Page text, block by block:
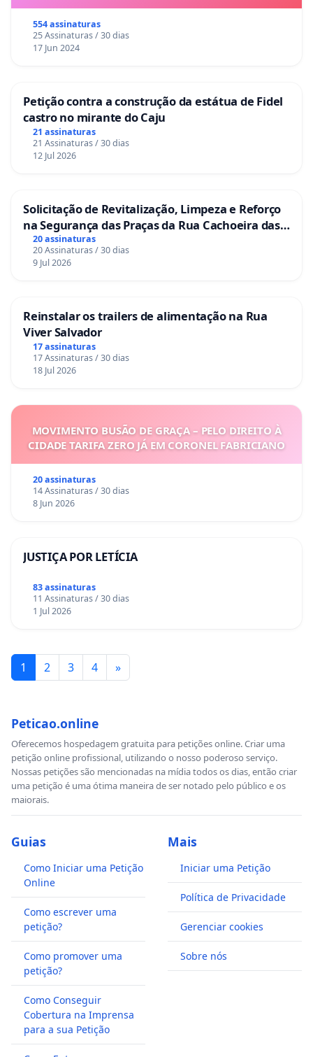
554 assinaturas
25 Assinaturas / 30 dias
17 Jun 2024
Petição contra a construção da estátua de Fidel
castro no mirante do Caju
21 assinaturas
21 Assinaturas / 30 dias
12 Jul 2026
Solicitação de Revitalização, Limpeza e Reforço
na Segurança das Praças da Rua Cachoeira das
Sete Ilhas
20 assinaturas
20 Assinaturas / 30 dias
9 Jul 2026
Reinstalar os trailers de alimentação na Rua
Viver Salvador
17 assinaturas
17 Assinaturas / 30 dias
18 Jul 2026
MOVIMENTO BUSÃO DE GRAÇA – PELO DIREITO À
CIDADE TARIFA ZERO JÁ EM CORONEL FABRICIANO
20 assinaturas
14 Assinaturas / 30 dias
8 Jun 2026
JUSTIÇA POR LETÍCIA
83 assinaturas
11 Assinaturas / 30 dias
1 Jul 2026
1 2 3 4 »
Peticao.online
Oferecemos hospedagem gratuita para petições online. Criar uma
petição online profissional, utilizando o nosso poderoso serviço.
Nossas petições são mencionadas na mídia todos os dias, então criar
uma petição é uma ótima maneira de ser notado pelo público e os
maiorais.
Guias
Como Iniciar uma Petição
Online
Como escrever uma
petição?
Como promover uma
petição?
Como Conseguir
Cobertura na Imprensa
para a sua Petição
Mais
Iniciar uma Petição
Política de Privacidade
Gerenciar cookies
Sobre nós